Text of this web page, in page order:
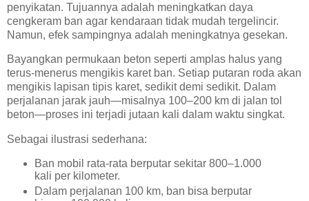
penyikatan. Tujuannya adalah meningkatkan daya
cengkeram ban agar kendaraan tidak mudah tergelincir.
Namun, efek sampingnya adalah meningkatnya gesekan.
Bayangkan permukaan beton seperti amplas halus yang
terus-menerus mengikis karet ban. Setiap putaran roda akan
mengikis lapisan tipis karet, sedikit demi sedikit. Dalam
perjalanan jarak jauh—misalnya 100–200 km di jalan tol
beton—proses ini terjadi jutaan kali dalam waktu singkat.
Sebagai ilustrasi sederhana:
Ban mobil rata-rata berputar sekitar 800–1.000
kali per kilometer.
Dalam perjalanan 100 km, ban bisa berputar